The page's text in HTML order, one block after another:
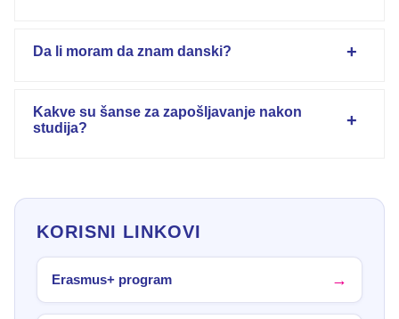
Da li moram da znam danski?
Kakve su šanse za zapošljavanje nakon
studija?
KORISNI LINKOVI
Erasmus+ program